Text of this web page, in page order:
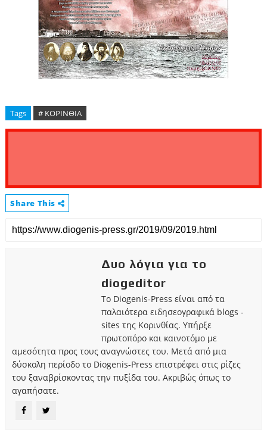
Tags # ΚΟΡΙΝΘΙΑ
Share This
Δυο λόγια για το
diogeditor
Το Diogenis-Press είναι από τα
παλαιότερα ειδησεογραφικά blogs -
sites της Κορινθίας. Υπήρξε
πρωτοπόρο και καινοτόμο με
αμεσότητα προς τους αναγνώστες του. Μετά από μια
δύσκολη περίοδο το Diogenis-Press επιστρέφει στις ρίζες
του ξαναβρίσκοντας την πυξίδα του. Ακριβώς όπως το
αγαπήσατε.